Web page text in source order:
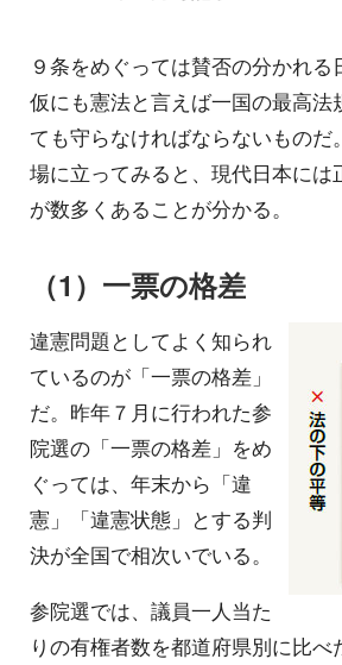
９条をめぐっては賛否の分かれる
仮にも憲法と言えば一国の最高法
ても守らなければならないものだ
場に立ってみると、現代日本には
が数多くあることが分かる。
（1）一票の格差
違憲問題としてよく知られ
ているのが「一票の格差」
だ。昨年７月に行われた参
院選の「一票の格差」をめ
ぐっては、年末から「違
憲」「違憲状態」とする判
決が全国で相次いでいる。
参院選では、議員一人当た
りの有権者数を都道府県別に比べ